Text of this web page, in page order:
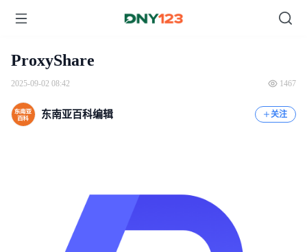
ProxyShare
2025-09-02 08:42 1467
东南亚百科编辑 关注